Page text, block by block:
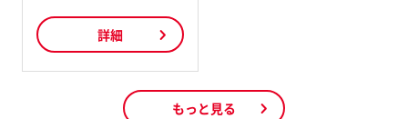
詳細
もっと見る